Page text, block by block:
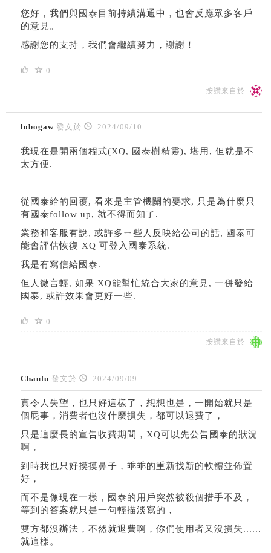
您好，我們與國泰目前持續溝通中，也會反應眾多客戶
的意見。
感謝您的支持，我們會繼續努力，謝謝！
0
按讚來自於
lobogaw 發文於 2024/09/10
我現在是開兩個程式(XQ, 國泰樹精靈), 堪用, 但就是不
太方便.
從國泰給的回覆, 看來是主管機關的要求, 只是為什麼只
有國泰follow up, 就不得而知了.
業務和客服有說, 或許多ㄧ些人反映給公司的話, 國泰可
能會評估恢復 XQ 可登入國泰系統.
我是有寫信給國泰.
但人微言輕, 如果 XQ能幫忙統合大家的意見, 一併發給
國泰, 或許效果會更好一些.
0
按讚來自於
Chaufu 發文於 2024/09/09
真令人失望，也只好這樣了，想想也是，一開始就只是
個屁事，消費者也沒什麼損失，都可以退費了，
只是這麼長的宣告收費期間，XQ可以先公告國泰的狀況
啊，
到時我也只好摸摸鼻子，乖乖的重新找新的軟體並佈置
好，
而不是像現在一樣，國泰的用戶突然被殺個措手不及，
等到的答案就只是一句輕描淡寫的，
雙方都沒辦法，不然就退費啊，你們使用者又沒損失......
就這樣。